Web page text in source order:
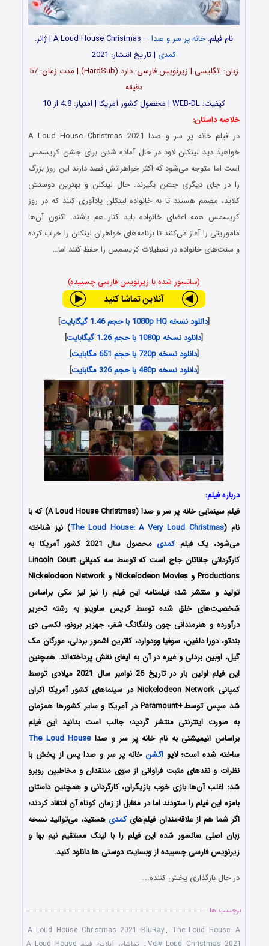
نام فیلم: خانه پر سر و صدا – A Loud House Christmas | ژانر:
کمدی | تاریخ انتشار: 2021
زبان: انگلیسی | زیرنویس فارسی: دارد (HardSub) | مدت زمان: 57
دقیقه
کیفیت: WEB-DL | محصول کشور آمریکا | امتیاز: 4.8 از 10
خلاصه داستان:
در فیلم خانه پر سر و صدا A Loud House Christmas 2021
خواهید دید لینکلن لاود در حال آماده شدن برای جشن کریسمس
است اما متوجه می‌شود که اکثر خواهرانش قصد دارند این روز بزرگ
را در جای دیگری جشن بگیرند. حال لینکلن و بهترین دوستش
کلاید، مصمم هستند تا به خانواده‌ لینکلن یادآوری کنند که در روز
کریسمس همه اعضای خانواده باید کنار هم باشند. اکنون آن‌ها
ماموریتی را آغاز می‌کنند تا برنامه‌های خواهران لینکلن را خراب کرده
و سنت‌های خانواده در تعطیلات کریسمس را حفظ کنند اما…
(سانسور شده با زیرنویس فارسی چسبیده)
[دانلود نسخه 1080p HQ با حجم 1.46 گیگابایت
]
[دانلود نسخه 1080p با حجم 1.26 گیگابایت
]
[دانلود نسخه 720p با حجم 651 مگابایت
]
[دانلود نسخه 480p با حجم 326 مگابایت ]
درباره فیلم:
فیلم سینمایی خانه پر سر و صدا (A Loud House Christmas) که با
نام (The Loud House: A Very Loud Christmas) نیز شناخته
می‌شود، یک فیلمکمدی
محصول سال 2021 کشور آمریکا به
کارگردانی جاناتان جاج است که توسط سه کمپانی Lincoln Court
Productions و Nickelodeon Movies و Nickelodeon Network
تولید و منتشر شد؛ فیلمنامه این فیلم را نیز لیز مکی براساس
شخصیت‌های خلق شده توسط کریس ساوینو به رشته تحریر
درآورده و هنرمندانی چون ولفگانگ شفر، جهزیر برونو، لکسی دی
بندتو، دورا دلفین، سوفیا وودوارد، کاترین اشمور بردلی، مورگان مک
گیل، اوبین بردلی و غیره در آن به ایفای نقش پرداخته‌اند. همچنین
این فیلم اولین بار در تاریخ 26 نوامبر سال 2021 میلادی توسط
کمپانی Nickelodeon Network در سینماهای کشور آمریکا اکران
شد سپس توسطParamount+i
در آمریکا و سایر کشورها همزمان
به صورت اینترنتی منتشر گردید؛ جالب است بدانید این فیلم
براساس انیمیشنی به نام خانه پر سر و صداThe Loud House
ساخته شده است؛ لایواکشن خانه پر سر و صدا پس از پخش با
نظرات و نقدهای مثبت فراوانی از سوی منتقدان و مخاطبین روبرو
شد؛ اغلب آن‌ها بازی خوب بازیگران، کارگردانی و همچنین داستان
بامزه این فیلم را ستودند اما در مقابل از زمان کوتاه آن انتقاد کردند؛
اگر شما هم از علاقه‌مندان فیلم‌هایکمدی هستید، می‌توانید نسخه
زبان اصلی سانسور شده این فیلم را با لینک مستقیم نیم بها و
زیرنویس فارسی چسبیده از وبسایت دوستی ها دانلود کنید.
در حال بارگذاری پخش کننده...
برچسب ها
A Loud House Christmas 2021 BluRay, The Loud House: A